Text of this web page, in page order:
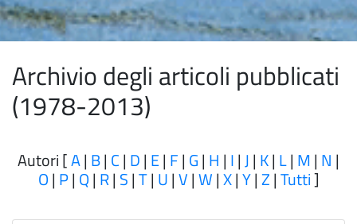
Archivio degli articoli pubblicati
(1978-2013)
Autori [A| B| C| D| E| F| G| H | I|J| K| L| M| N |
O| P| Q| R| S|T| U|V|W|X|Y|Z|Tutti]